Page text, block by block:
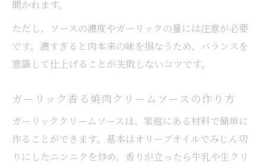
聞かれます。
ただし、ソースの濃度やガーリックの量には注意が必要
です。濃すぎると肉本来の味を損なうため、バランスを
意識して仕上げることが失敗しないコツです。
ガーリック香る焼肉クリームソースの作り方
ガーリッククリームソースは、家庭にある材料で簡単に
作ることができます。基本はオリーブオイルでみじん切
りにしたニンニクを炒め、香りが立ったら牛乳や生クリ